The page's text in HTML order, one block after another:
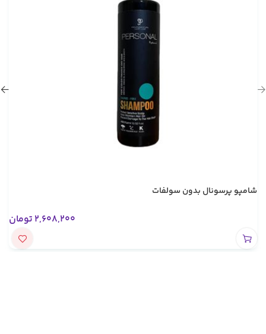
شامپو پرسونال بدون سولفات
2,608,200 تومان